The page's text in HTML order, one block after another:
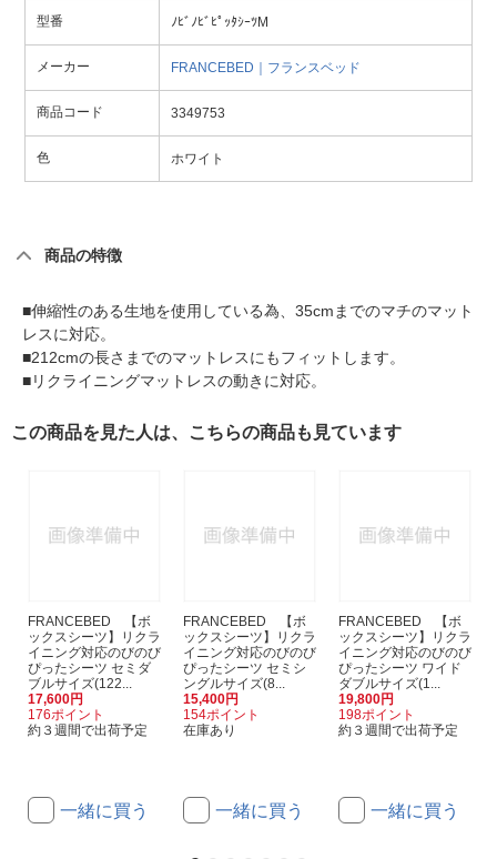
型番 ﾉﾋﾞﾉﾋﾞﾋﾟｯﾀｼｰﾂM
メーカー FRANCEBED｜フランスベッド
商品コード 3349753
色 ホワイト
商品の特徴
■伸縮性のある生地を使用している為、35cmまでのマチのマット
レスに対応。
■212cmの長さまでのマットレスにもフィットします。
■リクライニングマットレスの動きに対応。
この商品を見た人は、こちらの商品も見ています
FRANCEBED 【ボ
ックスシーツ】リクラ
イニング対応のびのび
ぴったシーツ セミダ
ブルサイズ(122...
17,600円
176ポイント
約３週間で出荷予定
一緒に買う
FRANCEBED 【ボ
ックスシーツ】リクラ
イニング対応のびのび
ぴったシーツ セミシ
ングルサイズ(8...
15,400円
154ポイント
在庫あり
一緒に買う
FRANCEBED 【ボ
ックスシーツ】リクラ
イニング対応のびのび
ぴったシーツ ワイド
ダブルサイズ(1...
19,800円
198ポイント
約３週間で出荷予定
一緒に買う